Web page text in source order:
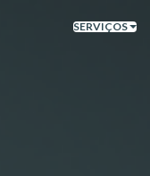
SERVIÇOS